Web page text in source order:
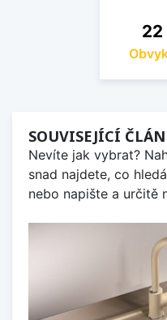
22
SOUVISEJÍCÍ
Nevíte jak vybrat?
snad najdete, co
nebo napište a určitě